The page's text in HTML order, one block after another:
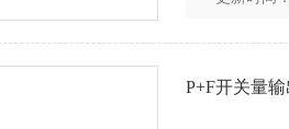
P+F开关量